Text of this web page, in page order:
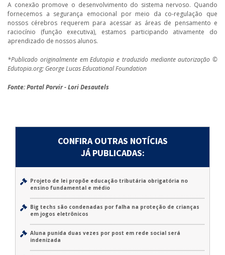
A conexão promove o desenvolvimento do sistema nervoso. Quando
fornecemos a segurança emocional por meio da co-regulação que
nossos cérebros requerem para acessar as áreas de pensamento e
raciocínio (função executiva), estamos participando ativamente do
aprendizado de nossos alunos.
*Publicado originalmente em Edutopia e traduzido mediante autorização ©
Edutopia.org; George Lucas Educational Foundation
Fonte: Portal Porvir - Lori Desautels
CONFIRA OUTRAS NOTÍCIAS
JÁ PUBLICADAS:
Projeto de lei propõe educação tributária obrigatória no
ensino fundamental e médio
Big techs são condenadas por falha na proteção de crianças
em jogos eletrônicos
Aluna punida duas vezes por post em rede social será
indenizada